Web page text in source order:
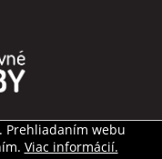
Prehliadaním webu
Viac informácií.
farby s.r.o.
AZn webdesign